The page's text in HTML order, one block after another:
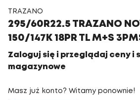
TRAZANO
295/60R22.5 TRAZANO
150/147K 18PR TL M+S
Zaloguj się i przeglądaj ceny i
magazynowe
Masz już konto? Witamy ponownie!